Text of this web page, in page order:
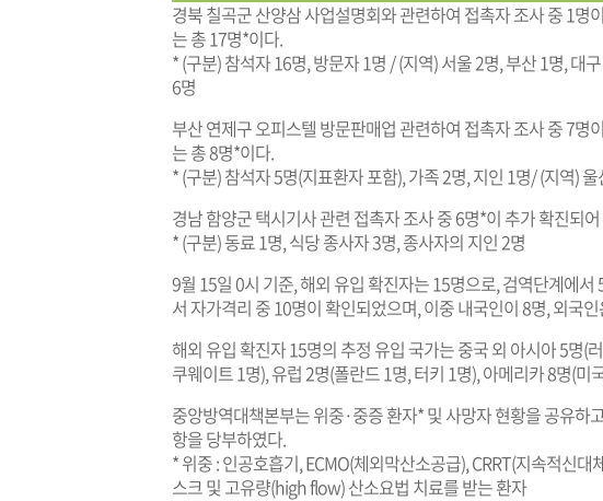
경북 칠곡군 산양삼 사업설명회와 관련하여 접촉자 조사 중 1명
는 총 17명*이다.
* (구분) 참석자 16명, 방문자 1명 / (지역) 서울 2명, 부산 1명, 대
6명
부산 연제구 오피스텔 방문판매업 관련하여 접촉자 조사 중 7명
는 총 8명*이다.
* (구분) 참석자 5명(지표환자 포함), 가족 2명, 지인 1명/ (지역)
경남 함양군 택시기사 관련 접촉자 조사 중 6명*이 추가 확진되
* (구분) 동료 1명, 식당 종사자 3명, 종사자의 지인 2명
9월 15일 0시 기준, 해외 유입 확진자는 15명으로, 검역단계에
서 자가격리 중 10명이 확인되었으며, 이중 내국인이 8명, 외국
해외 유입 확진자 15명의 추정 유입 국가는 중국 외 아시아 5명(
쿠웨이트 1명), 유럽 2명(폴란드 1명, 터키 1명), 아메리카 8명(미
중앙방역대책본부는 위중·중증 환자* 및 사망자 현황을 공유하
항을 당부하였다.
* 위중 : 인공호흡기, ECMO(체외막산소공급), CRRT(지속적신
스크 및 고유량(high flow) 산소요법 치료를 받는 환자